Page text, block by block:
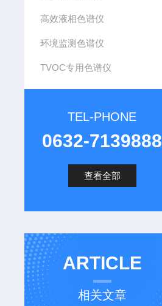
高效液相色谱仪
环境监测色谱仪
TVOC专用色谱仪
TEL-PHONE
0632-7139888
查看全部
ARTICLE
相关文章